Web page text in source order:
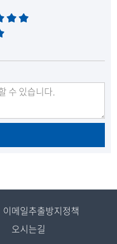
이메일추출방지정책
오시는길